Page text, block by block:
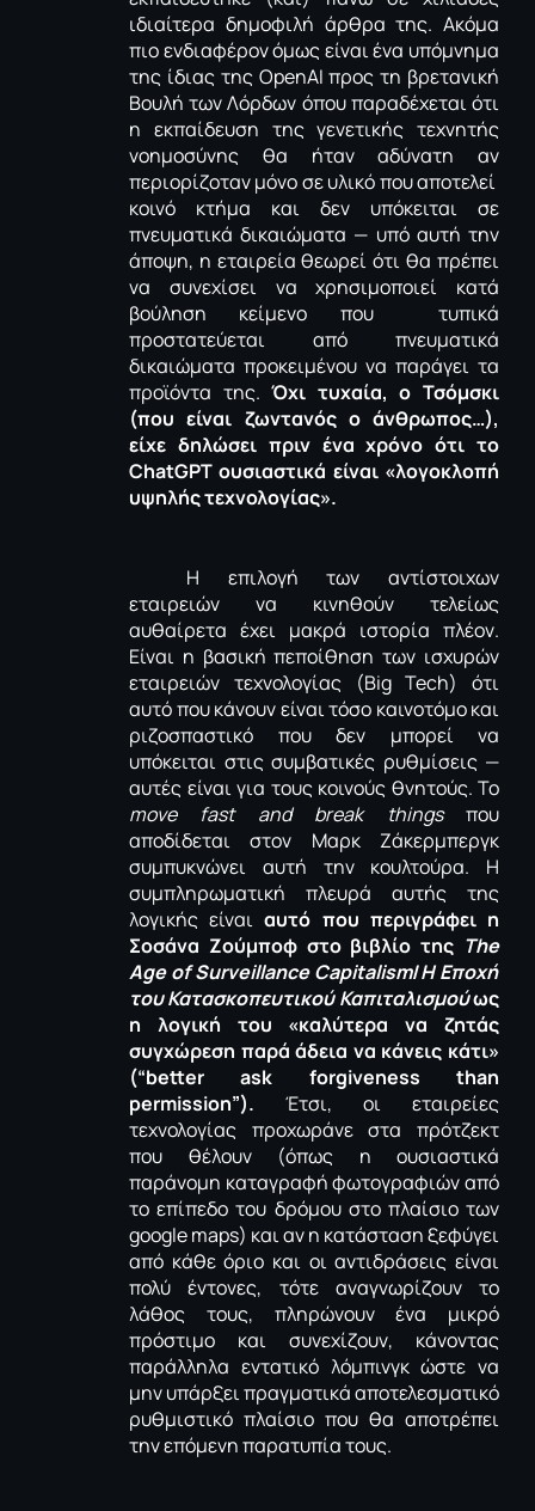
ιδιαίτερα δημοφιλή άρθρα της. Ακόμα
πιο ενδιαφέρον όμως είναι ένα υπόμνημα
της ίδιας της OpenAI προς τη βρετανική
Βουλή των Λόρδων όπου παραδέχεται ότι
η εκπαίδευση της γενετικής τεχνητής
νοημοσύνης θα ήταναδύνατη αν
περιορίζοταν μόνο σε υλικό που αποτελεί
κοινό κτήμα και δεν υπόκειται σε
πνευματικά δικαιώματα — υπό αυτή την
άποψη, η εταιρεία θεωρεί ότι θα πρέπει
να συνεχίσει να χρησιμοποιεί κατά
βούληση κείμενο που τυπικά
προστατεύεται από πνευματικά
δικαιώματα προκειμένου να παράγει τα
προϊόντα της.Όχι τυχαία, ο Τσόμσκι
(που είναι ζωντανός ο άνθρωπος…),
είχε δηλώσειπριν ένα χρόνο ότι το
ChatGPT ουσιαστικά είναι «λογοκλοπή
υψηλής τεχνολογίας».
Η επιλογή των αντίστοιχων
εταιρειών να κινηθούν τελείως
αυθαίρετα έχει μακρά ιστορία πλέον.
Είναι η βασική πεποίθηση των ισχυρών
εταιρειών τεχνολογίας (Big Tech) ότι
αυτό που κάνουν είναι τόσο καινοτόμο και
ριζοσπαστικό που δεν μπορεί να
υπόκειται στις συμβατικές ρυθμίσεις —
αυτές είναι για τους κοινούς θνητούς. Το
move
fast and break thingsπου
αποδίδεται στον Μαρκ Ζάκερμπεργκ
συμπυκνώνει αυτή την κουλτούρα. Η
συμπληρωματική πλευρά αυτής της
λογικής είναι αυτό που περιγράφει η
Σοσάνα Ζούμποφ στο βιβλίο της The
Age of Surveillance Capitalism/Η Εποχή
του Κατασκοπευτικού Καπιταλισμούως
η λογική του «καλύτερα να ζητάς
συγχώρεση παρά άδεια να κάνεις κάτι»
(“better ask forgiveness
than
permission”). Έτσι, οι εταιρείες
τεχνολογίας προχωράνε στα πρότζεκτ
που θέλουν (όπως η ουσιαστικά
παράνομη καταγραφή φωτογραφιών από
το επίπεδο του δρόμου στο πλαίσιο των
googlemaps) και αν η κατάσταση ξεφύγει
από κάθε όριο και οι αντιδράσεις είναι
πολύ έντονες, τότε αναγνωρίζουν το
λάθος τους, πληρώνουν ένα μικρό
πρόστιμο και συνεχίζουν, κάνοντας
παράλληλα εντατικό λόμπινγκ ώστε να
μην υπάρξει πραγματικά αποτελεσματικό
ρυθμιστικό πλαίσιο που θα αποτρέπει
την επόμενη παρατυπία τους.